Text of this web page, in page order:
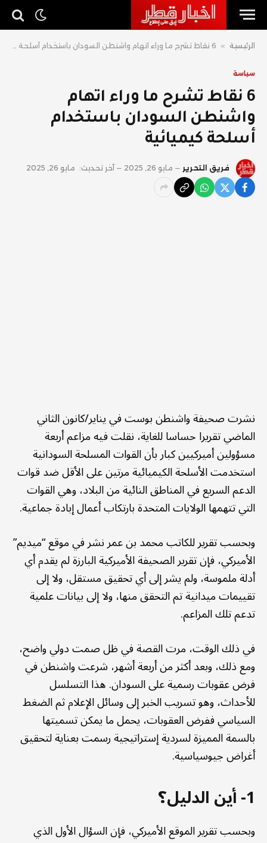
الرئيسية » 6 نقاط تشرح ما وراء اتهام واشنطن السودان باستخدام أسلحة كيميائية
سياسة
6 نقاط تشرح ما وراء اتهام
واشنطن السودان باستخدام
أسلحة كيميائية
فريق التحرير مايو 26, 2025 آخر تحديث: مايو 26, 2025
نشرت صحيفة واشنطن بوست في يناير/كانون الثاني
الماضي تقريرا حساسا للغاية، نقلت فيه مزاعم أربعة
مسؤولين أميركيين كبار بأن القوات المسلحة السودانية
استخدمت الأسلحة الكيميائية مرتين على الأقل ضد قوات
الدعم السريع في المناطق النائية من البلاد، وهي القوات
التي تتهمها الولايات المتحدة بارتكاب أعمال إبادة جماعية.
وبحسب تقرير للكاتب محمد بن عمر نشر في موقع “ميديم”
الأميركي، فإن تقرير الصحيفة الأميركية البارزة لم يقدم أي
أدلة ملموسة، ولم يشر إلى أي تحقيق مستقل، ولا إلى
تقييمات ميدانية تم التحقق منها، ولا إلى بيانات علمية
تدعم تلك المزاعم.
في ذلك الوقت، مرت القصة في ظل صمت دولي واضح،
ومع ذلك، وبعد أكثر من أربعة أشهر، شرعت واشنطن في
فرض عقوبات رسمية على السودان. هذا التسلسل
للأحداث، وهو تسريب الخبر إلى وسائل الإعلام ثم الضغط
السياسي ففرض العقوبات، يحمل ما يمكن تسميتها
بالسمة المميزة لسردية إستراتيجية رسمت بعناية لتحقيق
أغراض جيوسياسية.
1- أين الدليل؟
وبحسب تقرير الموقع الأميركي، فإن السؤال الأول الذي